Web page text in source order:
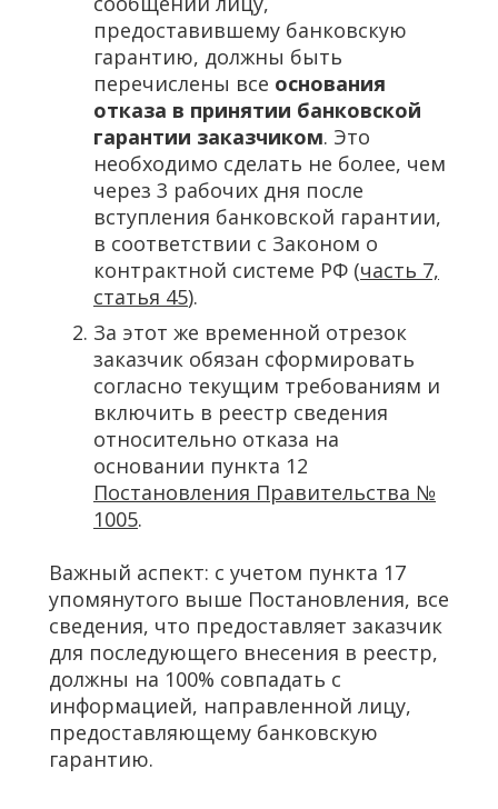
предоставившему банковскую
гарантию, должны быть
перечислены все основания
отказа в принятии банковской
гарантии заказчиком. Это
необходимо сделать не более, чем
через 3 рабочих дня после
вступления банковской гарантии,
в соответствии с Законом о
контрактной системе РФ (часть 7,
статья 45).
За этот же временной отрезок
заказчик обязан сформировать
согласно текущим требованиям и
включить в реестр сведения
относительно отказа на
основании пункта 12
Постановления Правительства №
1005.
Важный аспект: с учетом пункта 17
упомянутого выше Постановления, все
сведения, что предоставляет заказчик
для последующего внесения в реестр,
должны на 100% совпадать с
информацией, направленной лицу,
предоставляющему банковскую
гарантию.